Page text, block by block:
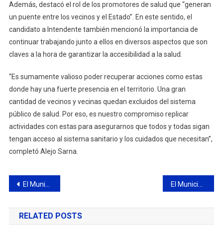
Además, destacó el rol de los promotores de salud que “generan
un puente entre los vecinos y el Estado”. En este sentido, el
candidato a Intendente también mencionó la importancia de
continuar trabajando junto a ellos en diversos aspectos que son
claves a la hora de garantizar la accesibilidad a la salud.
“Es sumamente valioso poder recuperar acciones como estas
donde hay una fuerte presencia en el territorio. Una gran
cantidad de vecinos y vecinas quedan excluidos del sistema
público de salud. Por eso, es nuestro compromiso replicar
actividades con estas para asegurarnos que todos y todas sigan
tengan acceso al sistema sanitario y los cuidados que necesitan”,
completó Alejo Sarna.
Navegación
de
entradas
El Municipio concluyó una importante obra de asfalto de la calle Chacabuco
RELATED POSTS